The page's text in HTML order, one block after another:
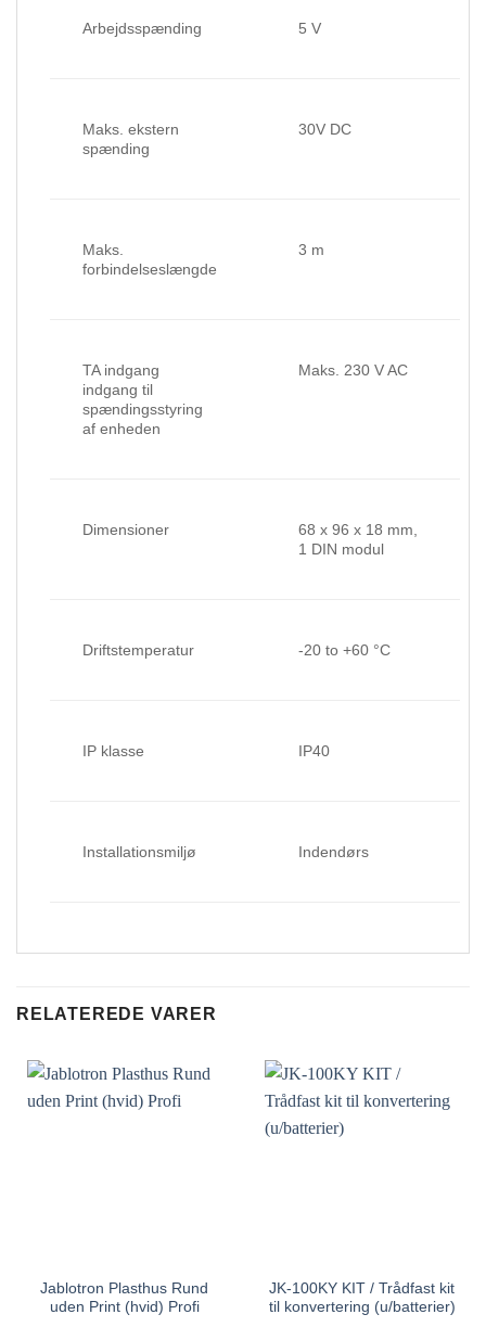
Arbejdsspænding 5 V
Maks. ekstern
spænding
30V DC
Maks.
forbindelseslængde
3 m
TA indgang
indgang til
spændingsstyring
af enheden
Maks. 230 V AC
Dimensioner
68 x 96 x 18 mm,
1 DIN modul
Driftstemperatur -20 to +60 °C
IP klasse IP40
Installationsmiljø Indendørs
RELATEREDE VARER
Jablotron Plasthus Rund
uden Print (hvid) Profi
JK-100KY KIT / Trådfast kit
til konvertering (u/batterier)